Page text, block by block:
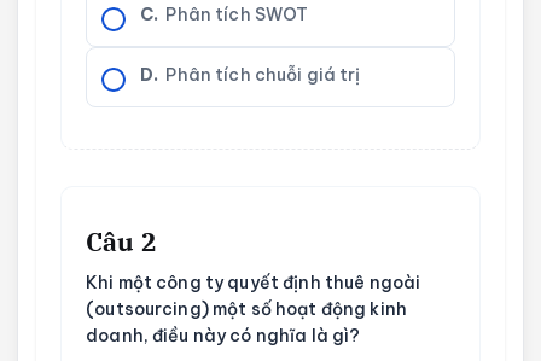
C. Phân tích SWOT
D. Phân tích chuỗi giá trị
Câu 2
Khi một công ty quyết định thuê ngoài
(outsourcing) một số hoạt động kinh
doanh, điều này có nghĩa là gì?